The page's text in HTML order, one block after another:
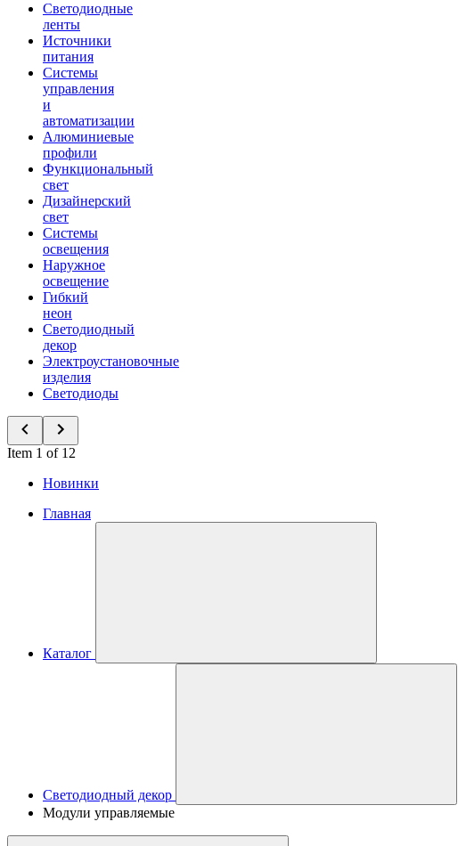
Светодиодные
ленты
Источники
питания
Системы
управления
и
автоматизации
Алюминиевые
профили
Функциональный
свет
Дизайнерский
свет
Системы
освещения
Наружное
освещение
Гибкий
неон
Светодиодный
декор
Электроустановочные
изделия
Светодиоды
Item 1 of 12
Новинки
Главная
Каталог
Светодиодный декор
Модули управляемые